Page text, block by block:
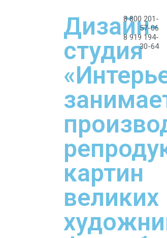
Дизайн-
студия
картин
великих
8 800 201-
57-06
8 919 194-
30-64